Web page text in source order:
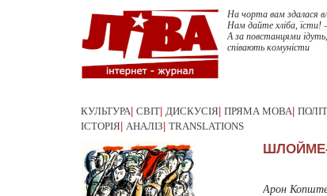
На чорта вам здалася
Нам дайте хліба, їсти!
А за повстанцями ідуть,
співають комуністи
КУЛЬТУРА СВІТ ДИСКУСІЯ ПРЯМА МОВА
ІСТОРІЯ АНАЛІЗ TRANSLATIONS
Арон